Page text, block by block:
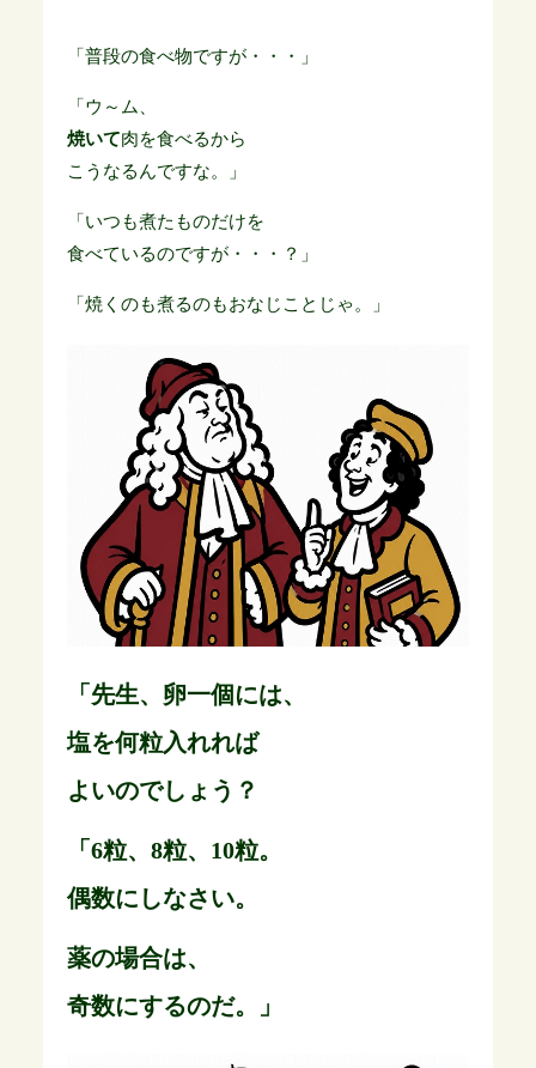
「普段の食べ物ですが・・・」
「ウ～ム、
焼いて肉を食べるから
こうなるんですな。」
「いつも煮たものだけを
食べているのですが・・・？」
「焼くのも煮るのもおなじことじゃ。」
「先生、卵一個には、
塩を何粒入れれば
よいのでしょう？
「6粒、8粒、10粒。
偶数にしなさい。
薬の場合は、
奇数にするのだ。」